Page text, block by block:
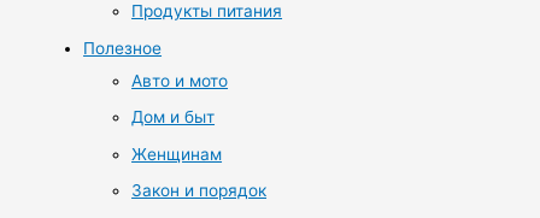
Продукты питания
Полезное
Авто и мото
Дом и быт
Женщинам
Закон и порядок